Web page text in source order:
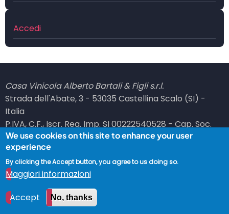
Menu
profilo
Accedi
Casa Vinicola Alberto Bartali & Figli s.r.l.
Strada dell'Abate, 3 - 53035 Castellina Scalo (SI) -
Italia
P.IVA, C.F., Iscr. Reg. Imp. SI 00222540528 - Cap. Soc.
101100,00 i.v. - REA SI 66036
PEC: bartali at legalmail dot it
© 2026 Vinicola Bartali, All rights reserved.
We use cookies on this site to enhance your user
experience
By clicking the Accept button, you agree to us doing so.
Maggiori informazioni
Accept
No, thanks